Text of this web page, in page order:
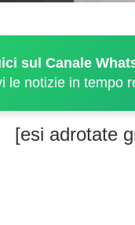
sul Canale
le notizie in tempo
[esi adrotate